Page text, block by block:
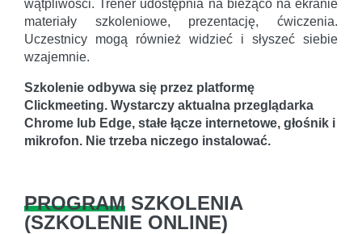
wątpliwości. Trener udostępnia na bieżąco na ekranie
materiały szkoleniowe, prezentację, ćwiczenia.
Uczestnicy mogą również widzieć i słyszeć siebie
wzajemnie.
Szkolenie odbywa się przez platformę
Clickmeeting. Wystarczy aktualna przeglądarka
Chrome lub Edge, stałe łącze internetowe, głośnik i
mikrofon. Nie trzeba niczego instalować.
PROGRAM SZKOLENIA
(SZKOLENIE ONLINE)